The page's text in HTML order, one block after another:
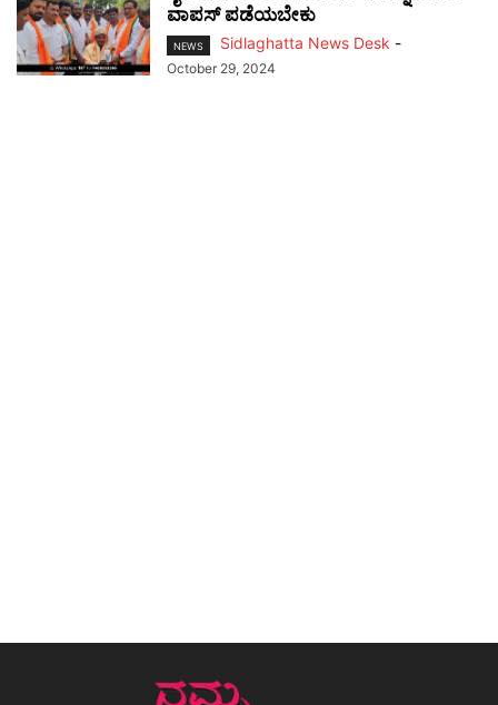
ವಾಪಸ್ ಪಡೆಯಬೇಕು
NEWS Sidlaghatta News Desk -
October 29, 2024